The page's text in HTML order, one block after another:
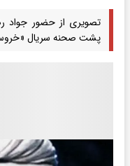
تصویری از حضور جواد
پشت صحنه سریال «خروس» محصول